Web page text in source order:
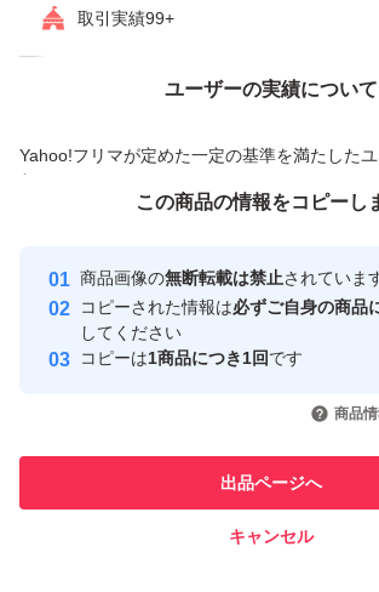
【保存方法】直射日光、高温多湿を避け
化学調味料不使用
油不使用
・健康志向の方のおやつ
・ダイエット中の間食
ミックスナッツ 無塩 無添加 1000g 4種
食塩無添加 アーモンド くるみ カシュー
取引実績99+
ユーザーの実績について
Yahoo!フリマが定めた一定の基準を満たした
付与しています
安心取引出品者
心・安全なユー
取引実績
引を完了させ
での取引実績が
価格の相談 商
この商品の情報をコピーし
商品画像の無断転載は禁止されていま
コピーされた情報は必ずご自身の商品
してください
コピーは1商品につき1回です
商品
出品ページへ
キャンセル
この商品をみている人にオススメ